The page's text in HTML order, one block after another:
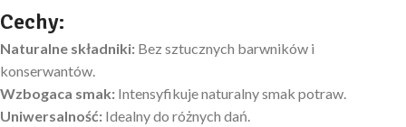
Cechy:
Naturalne składniki: Bez sztucznych barwników i
konserwantów.
Wzbogaca smak: Intensyfikuje naturalny smak potraw.
Uniwersalność: Idealny do różnych dań.